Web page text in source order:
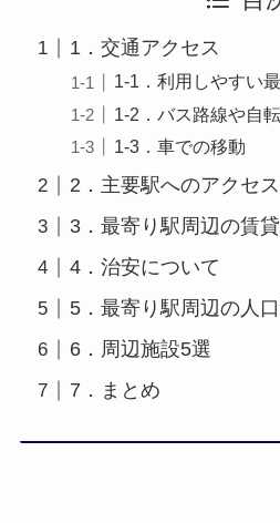
1．交通アクセス
1-1．利用しやすい
1-2．バス路線や自
1-3．車での移動
2．主要駅へのアクセス
3．最寄り駅周辺の賃
4．治安について
5．最寄り駅周辺の人
6．周辺施設5選
7．まとめ